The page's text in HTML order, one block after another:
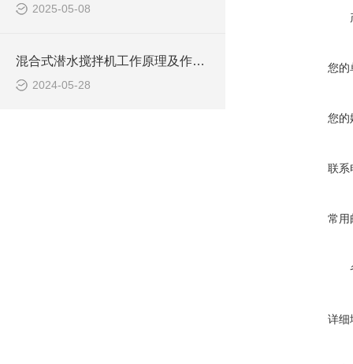
2025-05-08
混合式潜水搅拌机工作原理及作用特点、安装图、CAD结构图
2024-05-28
您的
您的
联系
常用
详细